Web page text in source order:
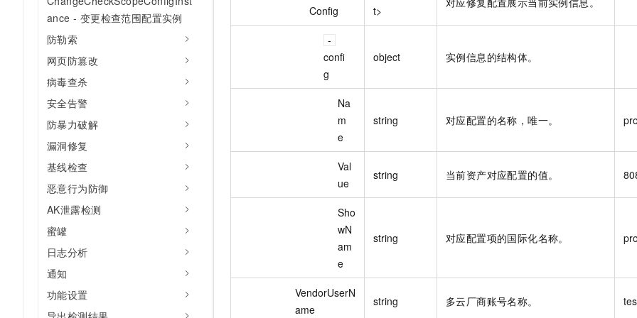
ance - 变更检查范围配置实例
防勒索
网页防篡改
病毒查杀
安全告警
防暴力破解
漏洞修复
基线检查
恶意行为防御
AK泄露检测
蜜罐
日志分析
通知
功能设置
Config
t>
confi
g
object 实例信息的结构体。
Na
m
e
string 对应配置的名称，唯一。
Val
ue
string 当前资产对应配置的值。
Sho
wN
am
e
string 对应配置项的国际化名称。
VendorUserN
ame
string 多云厂商账号名称。